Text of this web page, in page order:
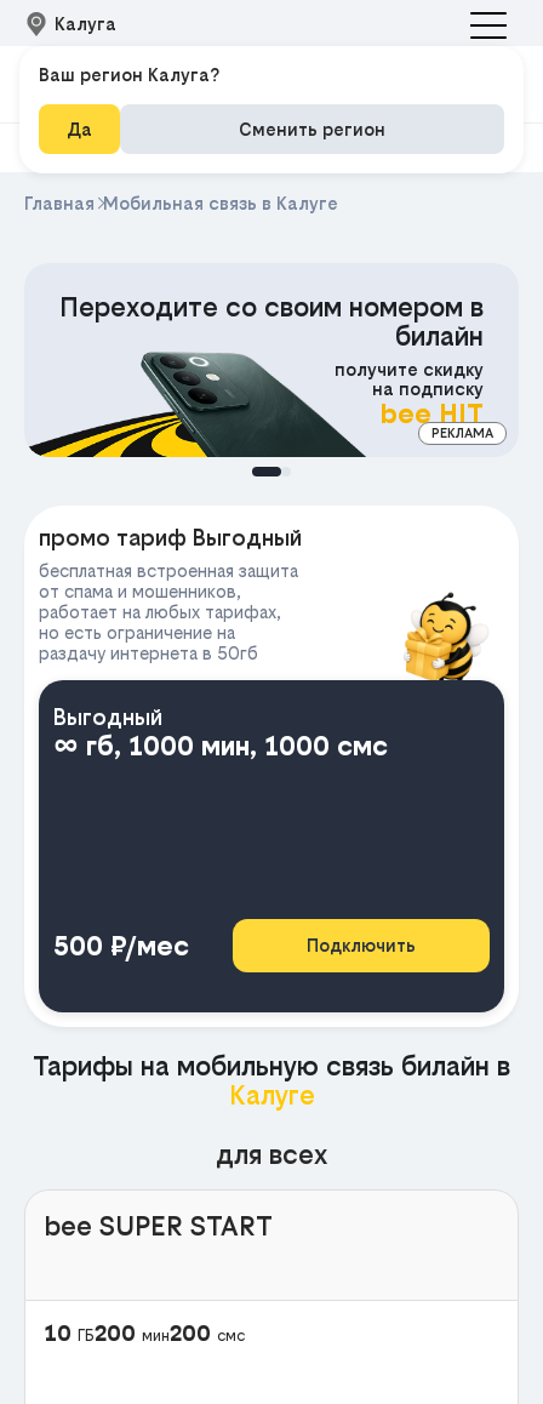
Калуга
Главная Мобильная связь в Калуге
Переходите со своим номером в
билайн
получите скидку
на подписку
bee HIT
РЕКЛАМА
промо тариф Выгодный
бесплатная встроенная защита
от спама и мошенников,
работает на любых тарифах,
но есть ограничение на
раздачу интернета в 50гб
Выгодный
∞ гб, 1000 мин, 1000 смс
500 ₽/мес Подключить
Тарифы на мобильную связь билайн в
Калуге
для всех
bee SUPER START
10 ГБ200 мин200 смс
Ваш регион Калуга?
Да Сменить регион